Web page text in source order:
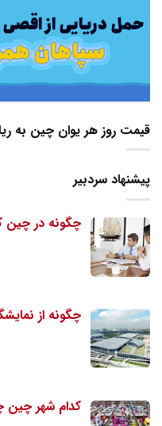
قیمت روز هر یوان چین به
پیشنهاد سردبیر
چگونه در چین
چگونه از
کدام شهر چین